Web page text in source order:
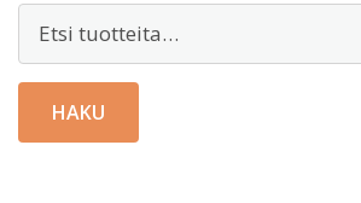
Etsi:
HAKU